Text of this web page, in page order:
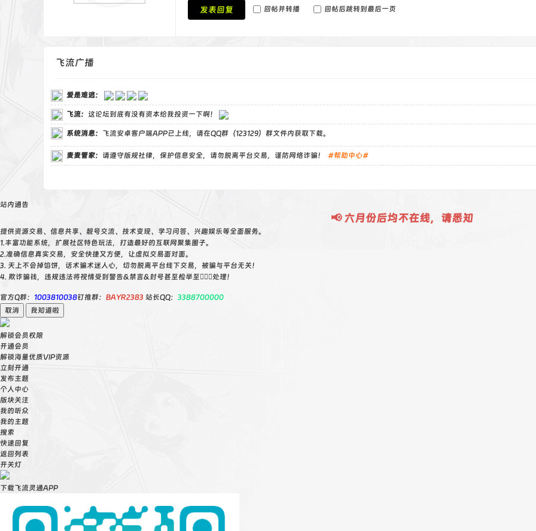
}
const inputTag = $('input[name="link_description"]');
if (inputTag.length === 0) return;
inputTag.after(buttonHtml);
$('.zbtool-submit').on('click', function() {
if (!url) {
发表回复 回帖并转播 回帖后跳转到最后一页
飞流广播
爱是难逃：
飞流： 这论坛到底有没有资本给我投资一下啊！
系统消息： 飞流安卓客户端APP已上线，请在QQ群（123129）群文件内获取下载。
麦麦管家： 请遵守版规社律，保护信息安全，请勿脱离平台交易，谨防网络诈骗！ #帮助中心#
站内通告
📢 六月份后均不在线，请悉知
提供资源交易、信息共享、靓号交流、技术变现、学习问答、兴趣娱乐等全面服务。
1.丰富功能系统，扩展社区特色玩法，打造最好的互联网聚集圈子。
2.准确信息真实交易，安全快捷又方便，让虚拟交易面对面。
3. 天上不会掉馅饼，话术骗术迷人心，切勿脱离平台线下交易，被骗与平台无关！
4. 欺诈骗钱，违规违法将视情受到警告&禁言&封号甚至检举至👮🏻‍♀️处理！
官方Q群： 1003810038钉推群： BAYR2383 站长QQ： 3388700000
取消
我知道啦
解锁会员权限
开通会员
解锁海量优质VIP资源
立刻开通
发布主题
个人中心
版块关注
我的听众
我的主题
搜索
快速回复
返回列表
开关灯
下载飞流灵通APP